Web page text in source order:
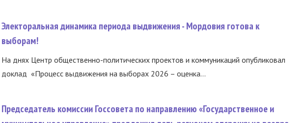
Электоральная динамика периода выдвижения - Мордовия готова к
выборам!
На днях Центр общественно-политических проектов и коммуникаций опубликовал
доклад «Процесс выдвижения на выборах 2026 – оценка...
Председатель комиссии Госсовета по направлению «Государственное и